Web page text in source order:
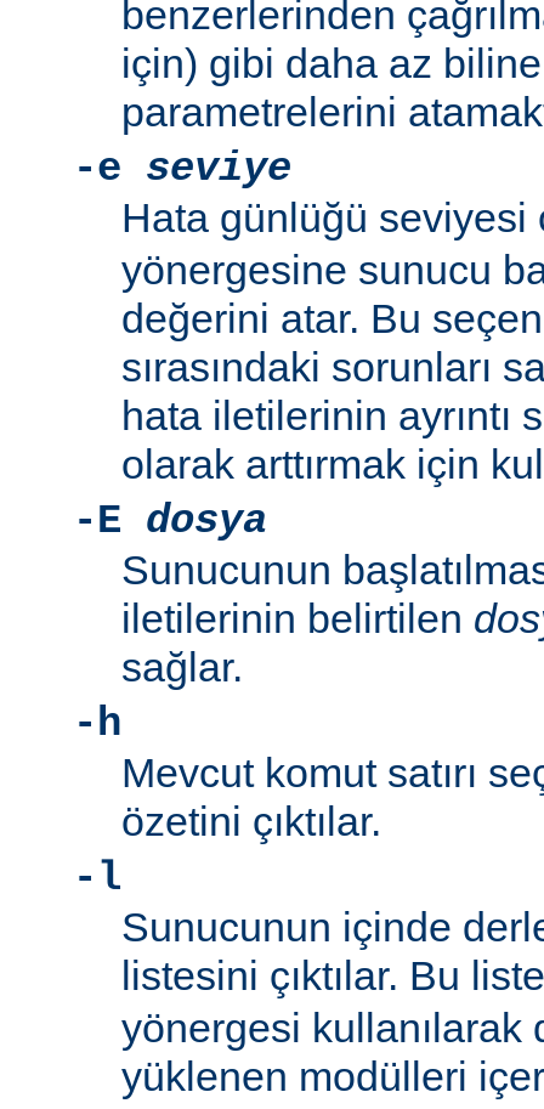
benzerlerinden
için) gibi daha az
parametrelerini
-e seviye
Hata günlüğü
yönergesine sunucu
değerini atar. Bu
sırasındaki sorunları
hata iletilerinin ayrıntı
olarak arttırmak için
-E dosya
Sunucunun
iletilerinin belirtilen
sağlar.
-h
Mevcut komut satırı
özetini çıktılar.
-l
Sunucunun içinde
listesini çıktılar. Bu
yönergesi kullanılarak
yüklenen modülleri